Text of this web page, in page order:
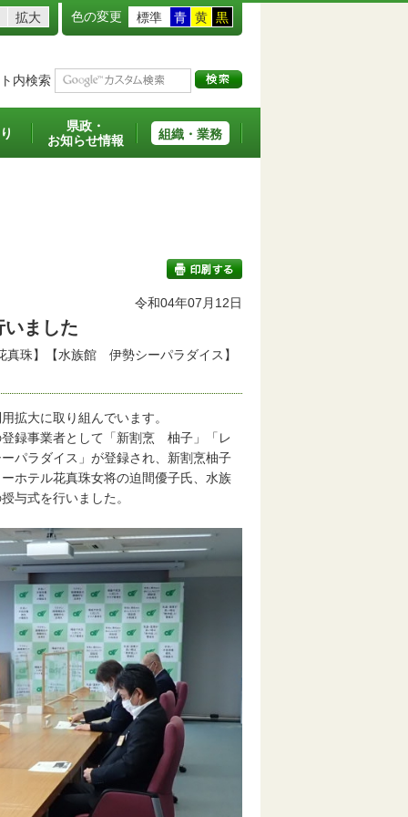
拡大 色の変更 標準 青 黄 黒
内検索
県政・
お知らせ情報
組織・業務
令和04年07月12日
ました
珠】【水族館 伊勢シーパラダイス】
大に取り組んでいます。
録事業者として「新割烹 柚子」「レ
パラダイス」が登録され、新割烹柚子
ホテル花真珠女将の迫間優子氏、水族
与式を行いました。